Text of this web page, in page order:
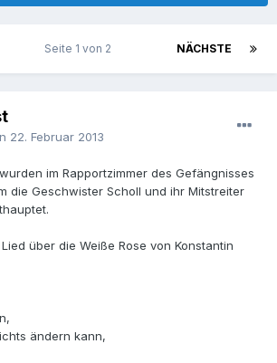
NÄCHSTE
Seite 1 von 2
22. Februar 2013
im Rapportzimmer des Gefängnisses
die Geschwister Scholl und ihr Mitstreiter
über die Weiße Rose von Konstantin
ändern kann,